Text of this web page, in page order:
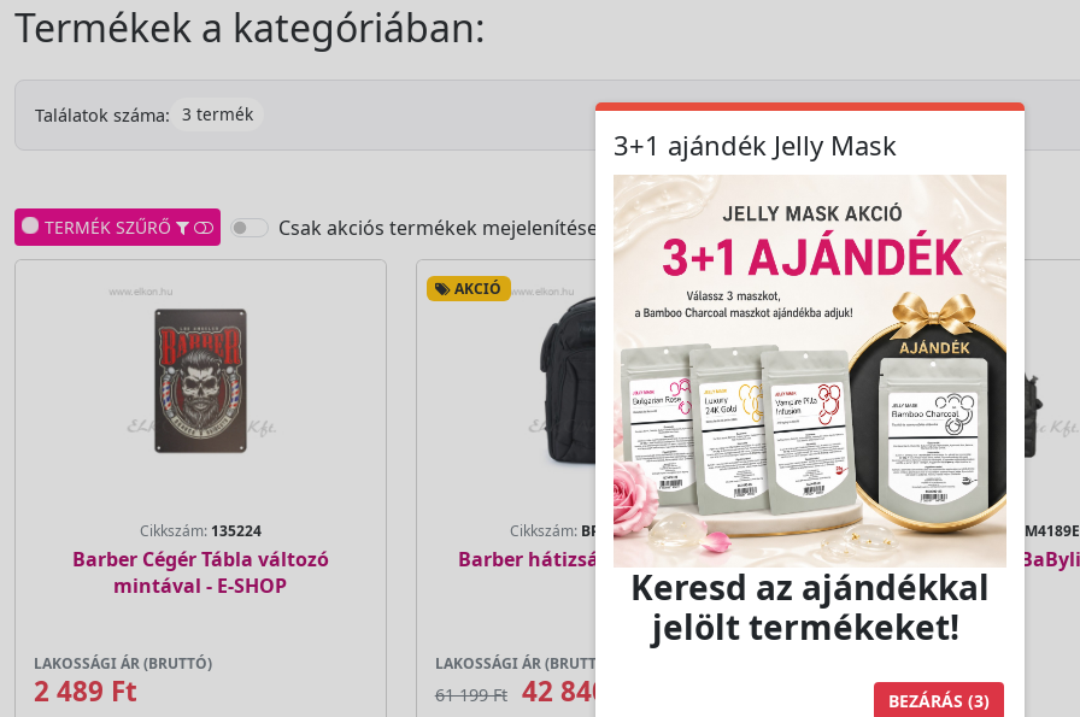
Termékek a kategóriában:
Találatok száma: 3 termék
TERMÉK SZŰRŐ Csak akciós termékek mejelenítése.
Cikkszám: 135224
Barber Cégér Tábla változó
mintával - E-SHOP
LAKOSSÁGI ÁR (BRUTTÓ)
2 489 Ft
AKCIÓ
Cikkszám: BPBBARB1PKCE
Barber hátizsák - BaByliss Pro
LAKOSSÁGI ÁR (BRUTTÓ)
61 199 Ft 42 840 Ft
Cikkszám:PRBM4189E
Barber kötény -
8 999 Ft
3+1 ajándék Jelly Mask
Keresd az ajándékkal
jelölt termékeket!
BEZÁRÁS (3)